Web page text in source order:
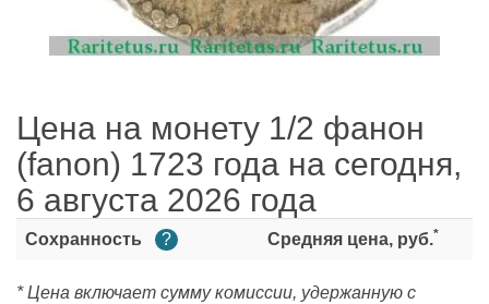
Цена на монету 1/2 фанон
(fanon) 1723 года на сегодня,
6 августа 2026 года
Сохранность ? Средняя цена, руб.*
* Цена включает сумму комиссии, удержанную с